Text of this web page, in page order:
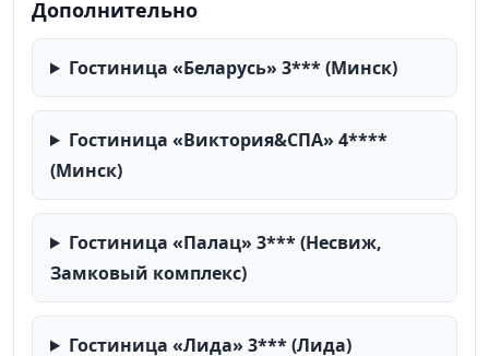
Дополнительно
Гостиница «Беларусь» 3*** (Минск)
Гостиница «Виктория&СПА» 4****
(Минск)
Гостиница «Палац» 3*** (Несвиж,
Замковый комплекс)
Гостиница «Лида» 3*** (Лида)